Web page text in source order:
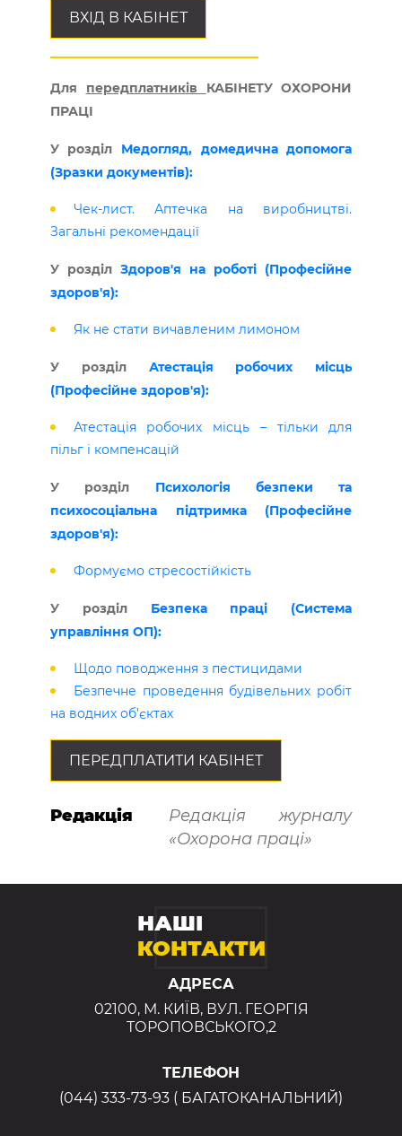
ВХІД В КАБІНЕТ
Для передплатників КАБІНЕТУ ОХОРОНИ
ПРАЦІ
У розділ Медогляд, домедична допомога
(Зразки документів):
Чек-лист. Аптечка на виробництві.
Загальні рекомендації
У розділ Здоров'я на роботі (Професійне
здоров'я):
Як не стати вичавленим лимоном
У розділ Атестація робочих місць
(Професійне здоров'я):
Атестація робочих місць – тільки для
пільг і компенсацій
У розділ Психологія безпеки та
психосоціальна підтримка (Професійне
здоров'я):
Формуємо стресостійкість
У розділ Безпека праці (Система
управління ОП):
Щодо поводження з пестицидами
Безпечне проведення будівельних робіт
на водних об’єктах
ПЕРЕДПЛАТИТИ КАБІНЕТ
Редакція
Редакція журналу
«Охорона праці»
НАШІ
КОНТАКТИ
АДРЕСА
02100, М. КИЇВ, ВУЛ. ГЕОРГІЯ
ТОРОПОВСЬКОГО,2
ТЕЛЕФОН
(044) 333-73-93 ( БАГАТОКАНАЛЬНИЙ)